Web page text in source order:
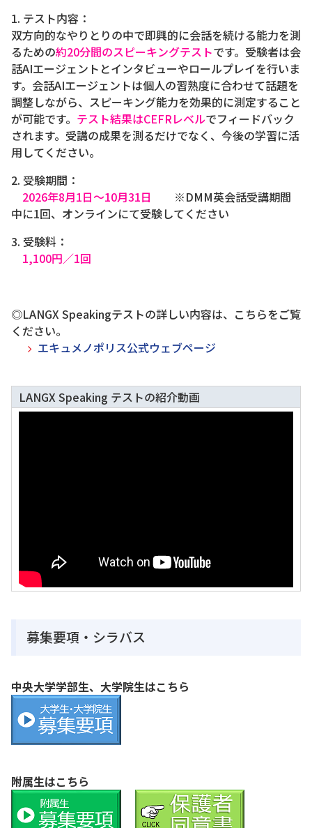
1. テスト内容：
双方向的なやりとりの中で即興的に会話を続ける能力を測
るための約20分間のスピーキングテストです。受験者は会
話AIエージェントとインタビューやロールプレイを行いま
す。会話AIエージェントは個人の習熟度に合わせて話題を
調整しながら、スピーキング能力を効果的に測定すること
が可能です。 テスト結果はCEFRレベルでフィードバック
されます。受講の成果を測るだけでなく、今後の学習に活
用してください。
2. 受験期間：
2026年8月1日～10月31日
※DMM英会話受講期間
中に1回、オンラインにて受験してください
3. 受験料：
1,100円／1回
◎LANGX Speakingテストの詳しい内容は、こちらをご覧
ください。
エキュメノポリス公式ウェブページ
LANGX Speaking テストの紹介動画
募集要項・シラバス
中央大学学部生、大学院生はこちら
附属生はこちら